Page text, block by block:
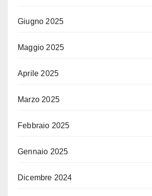
Giugno 2025
Maggio 2025
Aprile 2025
Marzo 2025
Febbraio 2025
Gennaio 2025
Dicembre 2024